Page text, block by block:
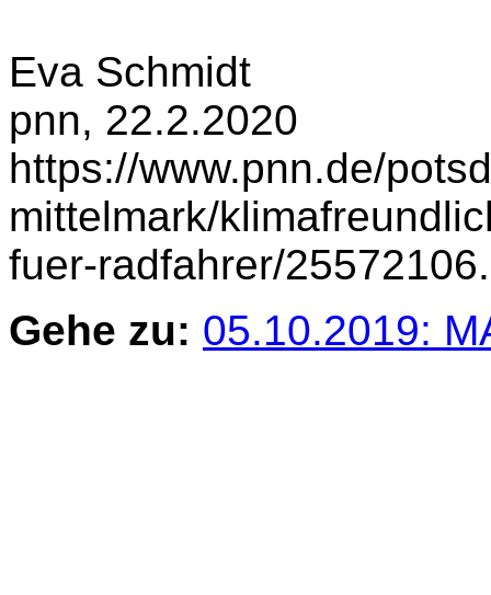
Eva Schmidt
pnn, 22.2.2020
https://www.pnn.de/
mittelmark/
fuer-radfahrer/
Gehe zu: 05.10.2019: